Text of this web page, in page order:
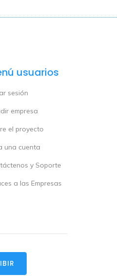
usuarios
sesión
empresa
el proyecto
una cuenta
y Soporte
a las Empresas